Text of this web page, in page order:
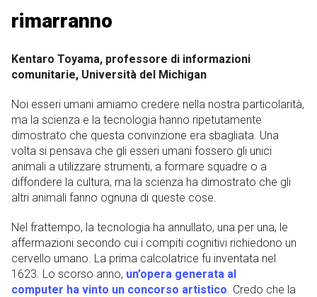
rimarranno
Kentaro Toyama, professore di informazioni
comunitarie, Università del Michigan
Noi esseri umani amiamo credere nella nostra particolarità,
ma la scienza e la tecnologia hanno ripetutamente
dimostrato che questa convinzione era sbagliata. Una
volta si pensava che gli esseri umani fossero gli unici
animali a utilizzare strumenti, a formare squadre o a
diffondere la cultura, ma la scienza ha dimostrato che gli
altri animali fanno ognuna di queste cose.
Nel frattempo, la tecnologia ha annullato, una per una, le
affermazioni secondo cui i compiti cognitivi richiedono un
cervello umano. La prima calcolatrice fu inventata nel
1623. Lo scorso anno, un’opera generata al
computer ha vinto un concorso artistico . Credo che la